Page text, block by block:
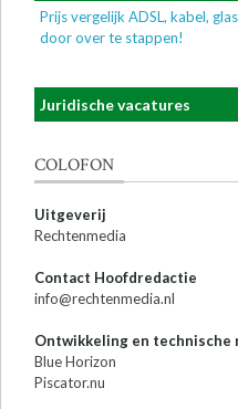
Prijs vergelijk ADSL, kabel,
door over te stappen!
Juridische vacatures
COLOFON
Uitgeverij
Rechtenmedia
Contact Hoofdredactie
info@rechtenmedia.nl
Ontwikkeling en technische
Blue Horizon
Piscator.nu